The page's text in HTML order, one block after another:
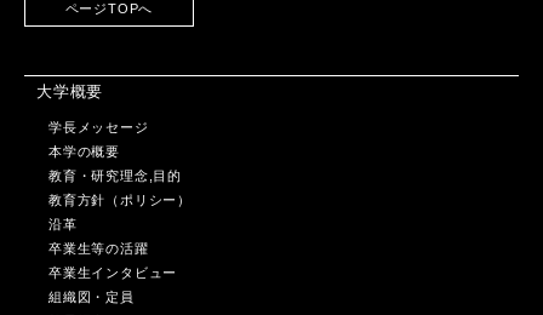
ページTOPへ
大学概要
学長メッセージ
本学の概要
教育・研究理念,目的
教育方針（ポリシー）
沿革
卒業生等の活躍
卒業生インタビュー
組織図・定員